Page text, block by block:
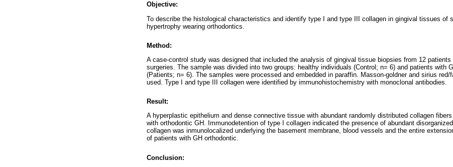
Objective:
To describe the histological characteristics and identify type I and type III collagen in gingival tissues of
hypertrophy wearing orthodontics.
Method:
A case-control study was designed that included the analysis of gingival tissue biopsies from 12 patients
surgeries. The sample was divided into two groups: healthy individuals (Control; n= 6) and patients with
(Patients; n= 6). The samples were processed and embedded in paraffin. Masson-goldner and sirius red/
used. Type I and type III collagen were identified by immunohistochemistry with monoclonal antibodies.
Result:
A hyperplastic epithelium and dense connective tissue with abundant randomly distributed collagen
with orthodontic GH. Immunodetention of type I collagen indicated the presence of abundant
collagen was inmunolocalized underlying the basement membrane, blood vessels and the entire
of patients with GH orthodontic.
Conclusion: